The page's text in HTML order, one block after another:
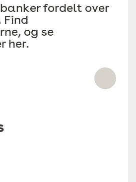
fordelt over
Find
og se
her.